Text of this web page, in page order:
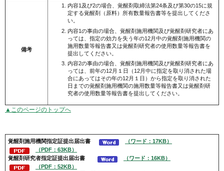
備考
内容1及び2の場合、覚醒剤取締法第24条及び第30の15に規
定する覚醒剤（原料）所有数量報告書等を提出してくださ
い。
内容1の事由の場合、覚醒剤施用機関及び覚醒剤研究者にあ
っては、指定の効力を失う年の12月中の覚醒剤施用機関の
施用数量等報告書又は覚醒剤研究者の使用数量等報告書を
提出してください。
内容2の事由の場合、覚醒剤施用機関及び覚醒剤研究者にあ
っては、前年の12月１日（12月中に指定を取り消された場
合にあってはその年の12月１日）から指定を取り消された
日までの覚醒剤施用機関の施用数量等報告書又は覚醒剤研
究者の使用数量等報告書を提出してください。
▲このページのトップへ
覚醒剤施用機関指定証提出届出書
（ワード：17KB）
（PDF：63KB）
覚醒剤研究者指定証提出届出書
（ワード：16KB）
（PDF：52KB）